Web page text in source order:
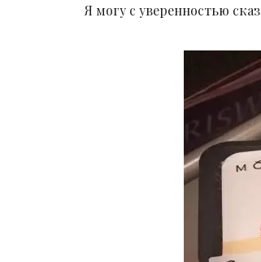
Я могу с уверенностью